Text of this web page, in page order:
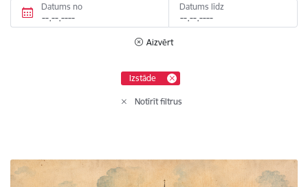
Datums no Datums līdz
Aizvērt
Izstāde
Notīrīt filtrus